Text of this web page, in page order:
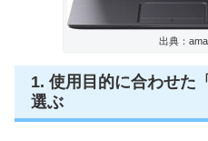
出典：
1. 使用目的に合わせた
選ぶ